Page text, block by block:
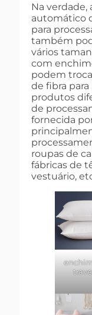
Na
automático
para
também
vários
com
podem
de fibra
produtos
de
fornecida
roupas de
fábricas de
vestuário,